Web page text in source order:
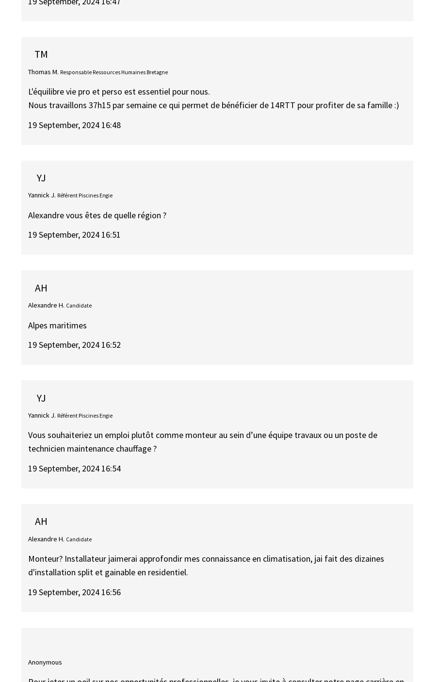
TM
Thomas M. Responsable Ressources Humaines Bretagne
L'équilibre vie pro et perso est essentiel pour nous.
Nous travaillons 37h15 par semaine ce qui permet de bénéficier de 14RTT pour profiter de sa famille :)
19 September, 2024 16:48
YJ
Yannick J. Référent Piscines Engie
Alexandre vous êtes de quelle région ?
19 September, 2024 16:51
AH
Alexandre H. Candidate
Alpes maritimes
19 September, 2024 16:52
YJ
Yannick J. Référent Piscines Engie
Vous souhaiteriez un emploi plutôt comme monteur au sein d’une équipe travaux ou un poste de
technicien maintenance chauffage ?
19 September, 2024 16:54
AH
Alexandre H. Candidate
Monteur? Installateur jaimerai approfondir mes connaissance en climatisation, jai fait des dizaines
d'installation split et gainable en residentiel.
19 September, 2024 16:56
Anonymous